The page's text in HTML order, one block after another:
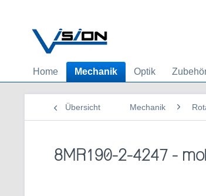
Home Mechanik Optik
Übersicht Mechanik
8MR190-2-4247 -